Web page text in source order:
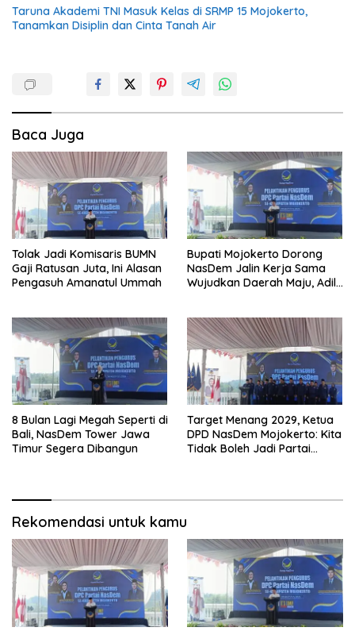
Taruna Akademi TNI Masuk Kelas di SRMP 15 Mojokerto,
Tanamkan Disiplin dan Cinta Tanah Air
Baca Juga
Tolak Jadi Komisaris BUMN
Gaji Ratusan Juta, Ini Alasan
Pengasuh Amanatul Ummah
Bupati Mojokerto Dorong
NasDem Jalin Kerja Sama
Wujudkan Daerah Maju, Adil,
8 Bulan Lagi Megah Seperti di
Bali, NasDem Tower Jawa
Timur Segera Dibangun
Target Menang 2029, Ketua
DPD NasDem Mojokerto: Kita
Tidak Boleh Jadi Partai
Rekomendasi untuk kamu